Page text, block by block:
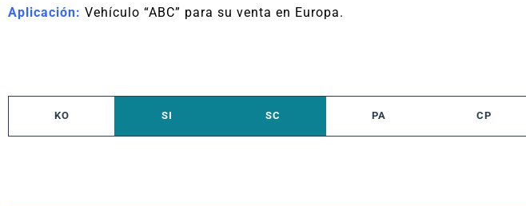
Aplicación: Vehículo “ABC” para su venta en Europa.
KO SI SC PA CP